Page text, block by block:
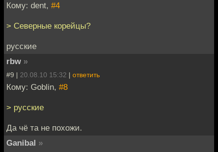
Кому: dent, #4
> Северные корейцы?
русские
rbw »
#9 | 20.08.10 15:32 | ответить
Кому: Goblin, #8
> русские
Да чё та не похожи.
Ganibal »